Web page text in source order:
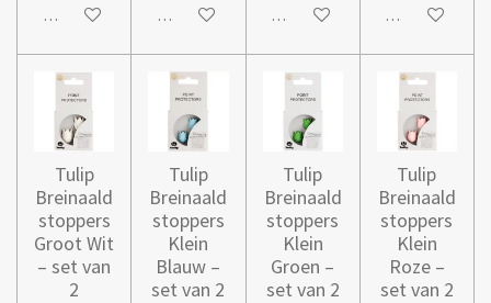
In winkelwagen In winkelwagen In winkelwagen In winkelwagen
Tulip
Breinaald
stoppers
Groot Wit
– set van
2
Tulip
Breinaald
stoppers
Klein
Blauw –
set van 2
Tulip
Breinaald
stoppers
Klein
Groen –
set van 2
Tulip
Breinaald
stoppers
Klein
Roze –
set van 2